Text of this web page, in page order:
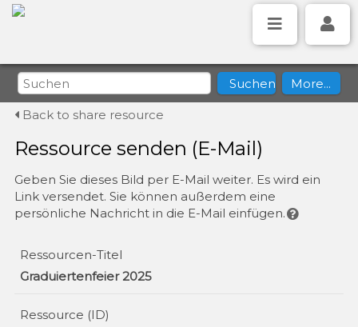
Back to share resource
Ressource senden (E-Mail)
Geben Sie dieses Bild per E-Mail weiter. Es wird ein
Link versendet. Sie können außerdem eine
persönliche Nachricht in die E-Mail einfügen.
Ressourcen-Titel
Graduiertenfeier 2025
Ressource (ID)